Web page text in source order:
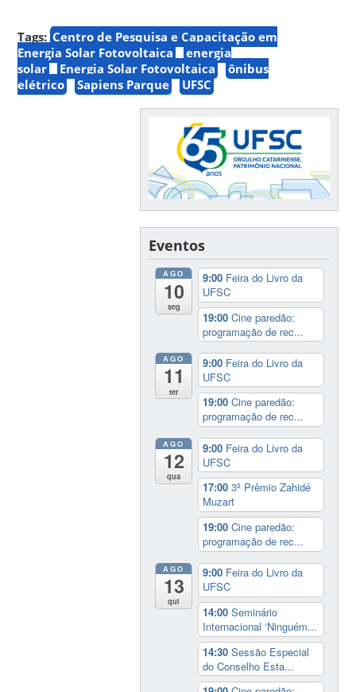
Tags: Centro de Pesquisa e Capacitação em
Energia Solar Fotovoltaica
energia
solar
Energia Solar Fotovoltaica
ônibus
elétrico
Sapiens Parque UFSC
Eventos
AGO
10
seg
9:00 Feira do Livro da
UFSC
19:00Cine paredão:
programação de rec...
AGO
11
ter
9:00 Feira do Livro da
UFSC
19:00Cine paredão:
programação de rec...
AGO
12
qua
9:00 Feira do Livro da
UFSC
17:003º Prêmio Zahidé
Muzart
19:00Cine paredão:
programação de rec...
AGO
13
qui
9:00 Feira do Livro da
UFSC
14:00Seminário
Internacional ‘Ninguém...
14:30Sessão Especial
do Conselho Esta...